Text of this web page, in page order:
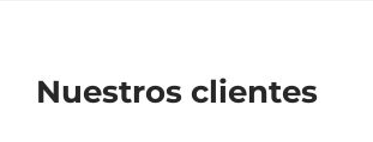
Nuestros clientes